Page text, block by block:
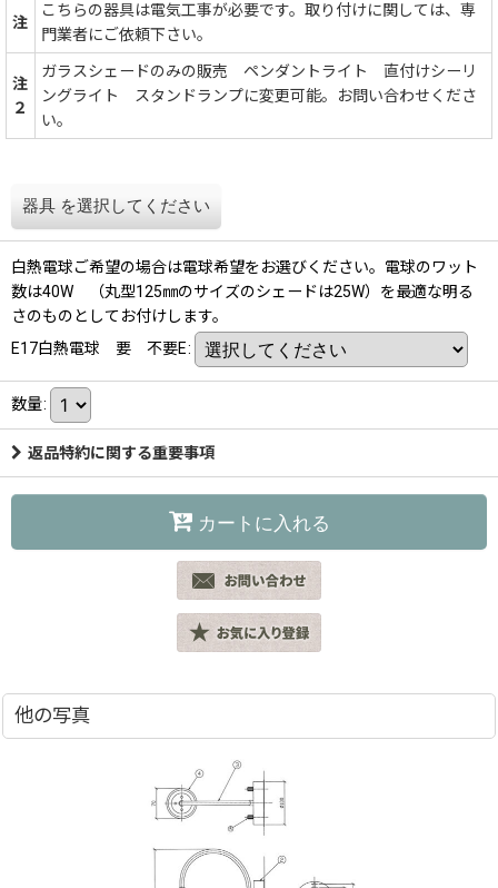
注
こちらの器具は電気工事が必要です。取り付けに関しては、専
門業者にご依頼下さい。
注
２
ガラスシェードのみの販売 ペンダントライト 直付けシーリ
ングライト スタンドランプに変更可能。お問い合わせくださ
い。
器具 を選択してください
白熱電球ご希望の場合は電球希望をお選びください。電球のワット
数は40W （丸型125㎜のサイズのシェードは25W）を最適な明る
さのものとしてお付けします。
E17白熱電球 要 不要E:
数量:
返品特約に関する重要事項
カートに入れる
他の写真